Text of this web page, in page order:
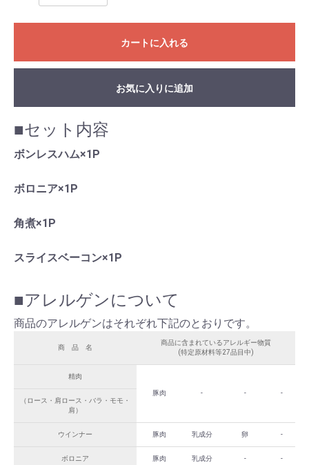
カートに入れる
お気に入りに追加
■セット内容
ボンレスハム×1P
ボロニア×1P
角煮×1P
スライスベーコン×1P
■アレルゲンについて
商品のアレルゲンはそれぞれ下記のとおりです。
商 品 名
商品に含まれているアレルギー物質
(特定原材料等27品目中)
精肉
豚肉 - -
-
（ロース・肩ロース・バラ・モモ・
肩）
ウインナー 豚肉 乳成分 卵 -
ボロニア 豚肉 乳成分 - -